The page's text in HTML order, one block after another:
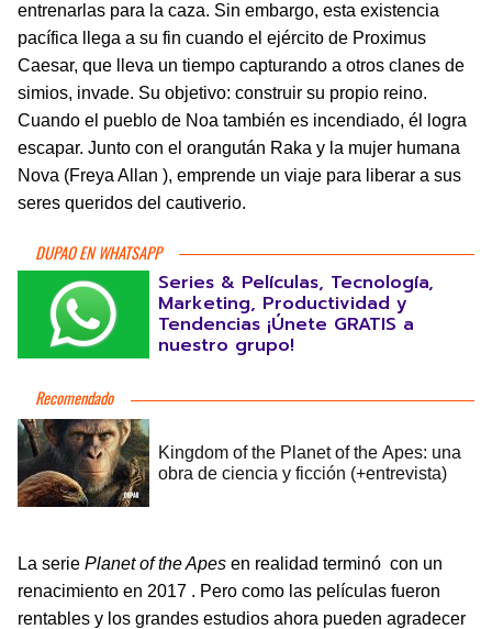
entrenarlas para la caza. Sin embargo, esta existencia
pacífica llega a su fin cuando el ejército de Proximus
Caesar, que lleva un tiempo capturando a otros clanes de
simios, invade. Su objetivo: construir su propio reino.
Cuando el pueblo de Noa también es incendiado, él logra
escapar. Junto con el orangután Raka y la mujer humana
Nova (Freya Allan ), emprende un viaje para liberar a sus
seres queridos del cautiverio.
DUPAO EN WHATSAPP
Series & Películas, Tecnología,
Marketing, Productividad y
Tendencias ¡Únete GRATIS a
nuestro grupo!
La serie Planet of the Apes en realidad terminó con un
renacimiento en 2017 . Pero como las películas fueron
rentables y los grandes estudios ahora pueden agradecer